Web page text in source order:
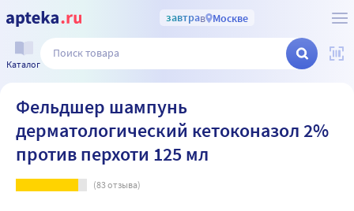
завтрав Москве
Каталог
Фельдшер шампунь
дерматологический кетоконазол 2%
против перхоти 125 мл
(83отзыва)